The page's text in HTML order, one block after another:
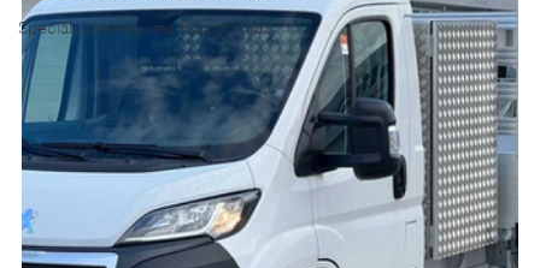
Speciāla pielietojuma transportlīdz